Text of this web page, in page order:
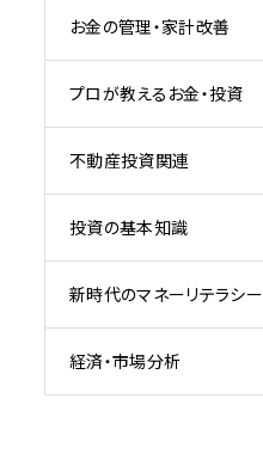
お金の管理・家計改善
プロが教えるお金・投資
不動産投資関連
投資の基本知識
新時代のマネーリテラシー
経済・市場分析